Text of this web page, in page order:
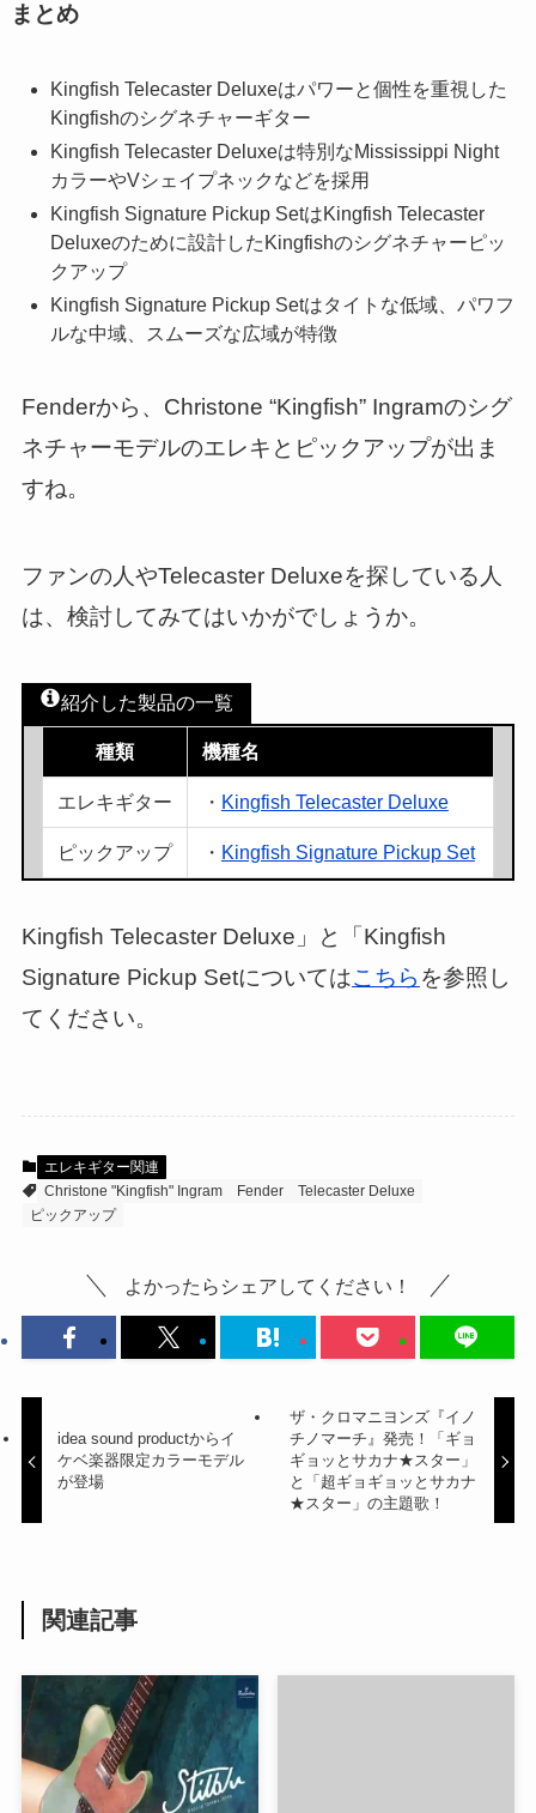
まとめ
Kingfish Telecaster Deluxeはパワーと個性を重視した
Kingfishのシグネチャーギター
Kingfish Telecaster Deluxeは特別なMississippi Night
カラーやVシェイプネックなどを採用
Kingfish Signature Pickup SetはKingfish Telecaster
Deluxeのために設計したKingfishのシグネチャーピッ
クアップ
Kingfish Signature Pickup Setはタイトな低域、パワフ
ルな中域、スムーズな広域が特徴
Fenderから、Christone “Kingfish” Ingramのシグ
ネチャーモデルのエレキとピックアップが出ま
すね。
ファンの人やTelecaster Deluxeを探している人
は、検討してみてはいかがでしょうか。
紹介した製品の一覧
種類 機種名
エレキギター ・ Kingfish Telecaster Deluxe
ピックアップ ・ Kingfish Signature Pickup Set
Kingfish Telecaster Deluxe」と「Kingfish
Signature Pickup Setについてはこちら を参照し
てください。
エレキギター関連
Christone "Kingfish" Ingram
Fender
Telecaster Deluxe
ピックアップ
よかったらシェアしてください！
idea sound productからイ
ケベ楽器限定カラーモデル
が登場
ザ・クロマニヨンズ『イノ
チノマーチ』発売！「ギョ
ギョッとサカナ★スター」
と「超ギョギョッとサカナ
★スター」の主題歌！
関連記事